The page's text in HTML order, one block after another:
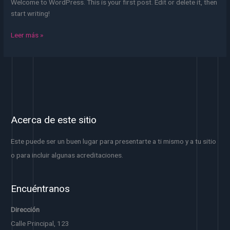
Welcome to WordPress. This is your first post. Edit or delete it, then
start writing!
Leer más »
Acerca de este sitio
Este puede ser un buen lugar para presentarte a ti mismo y a tu sitio
o para incluir algunas acreditaciones.
Encuéntranos
Dirección
Calle Principal, 123